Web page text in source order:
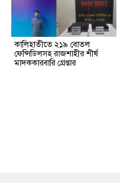
কালিহাতীতে ২১৯ বোতল
ফেন্সিডিলসহ রাজশাহীর শীর্ষ
মাদককারবারি গ্রেপ্তার